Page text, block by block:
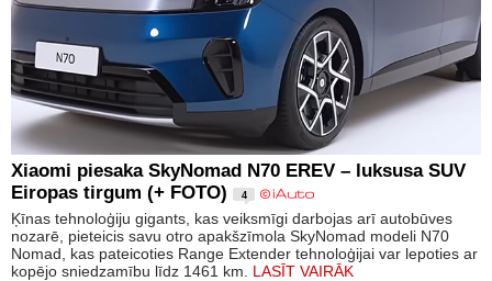
Xiaomi piesaka SkyNomad N70 EREV – luksusa SUV
Eiropas tirgum (+ FOTO)
4
Ķīnas tehnoloģiju gigants, kas veiksmīgi darbojas arī autobūves
nozarē, pieteicis savu otro apakšzīmola SkyNomad modeli N70
Nomad, kas pateicoties Range Extender tehnoloģijai var lepoties ar
kopējo sniedzamību līdz 1461 km. LASĪT VAIRĀK